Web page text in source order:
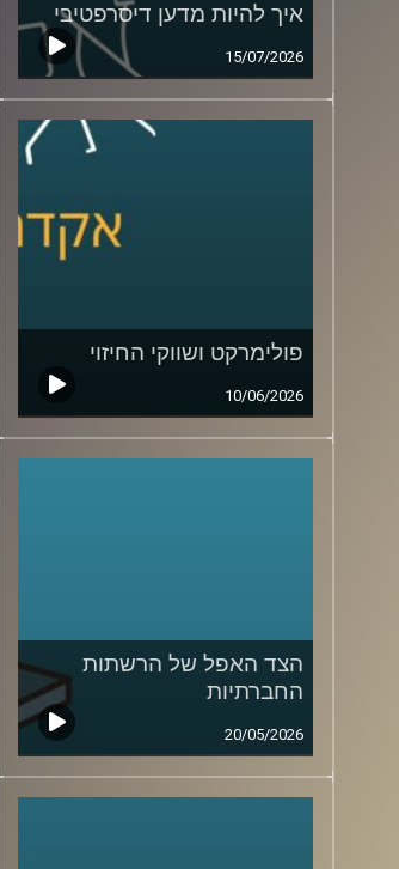
איך להיות מדען דיסרפטיבי
15/07/2026
פולימרקט ושווקי החיזוי
10/06/2026
הצד האפל של הרשתות
החברתיות
20/05/2026